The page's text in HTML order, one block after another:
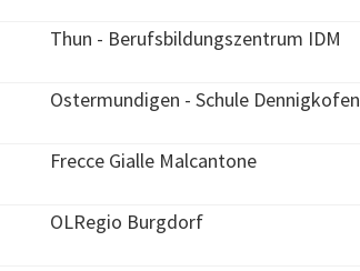
Thun - Berufsbildungszentrum IDM
Ostermundigen - Schule Dennigkofen
Frecce Gialle Malcantone
OLRegio Burgdorf